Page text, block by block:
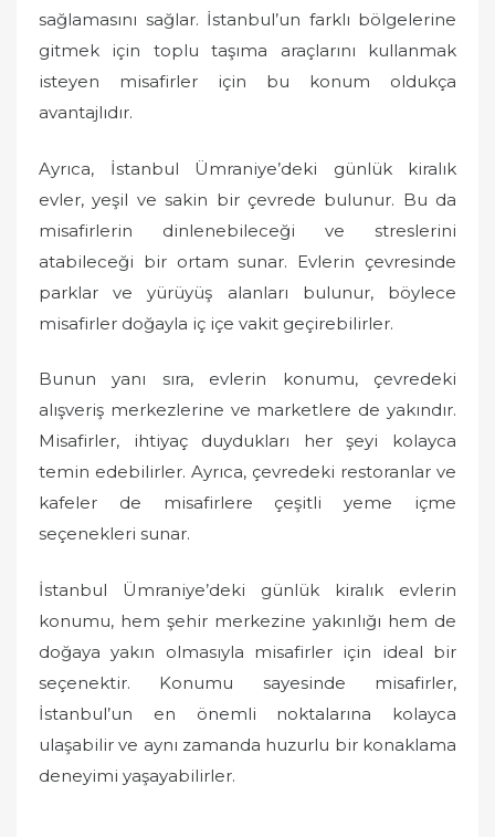
sağlamasını sağlar. İstanbul’un farklı bölgelerine
gitmek için toplu taşıma araçlarını kullanmak
isteyen misafirler için bu konum oldukça
avantajlıdır.
Ayrıca, İstanbul Ümraniye’deki günlük kiralık
evler, yeşil ve sakin bir çevrede bulunur. Bu da
misafirlerin dinlenebileceği ve streslerini
atabileceği bir ortam sunar. Evlerin çevresinde
parklar ve yürüyüş alanları bulunur, böylece
misafirler doğayla iç içe vakit geçirebilirler.
Bunun yanı sıra, evlerin konumu, çevredeki
alışveriş merkezlerine ve marketlere de yakındır.
Misafirler, ihtiyaç duydukları her şeyi kolayca
temin edebilirler. Ayrıca, çevredeki restoranlar ve
kafeler de misafirlere çeşitli yeme içme
seçenekleri sunar.
İstanbul Ümraniye’deki günlük kiralık evlerin
konumu, hem şehir merkezine yakınlığı hem de
doğaya yakın olmasıyla misafirler için ideal bir
seçenektir. Konumu sayesinde misafirler,
İstanbul’un en önemli noktalarına kolayca
ulaşabilir ve aynı zamanda huzurlu bir konaklama
deneyimi yaşayabilirler.